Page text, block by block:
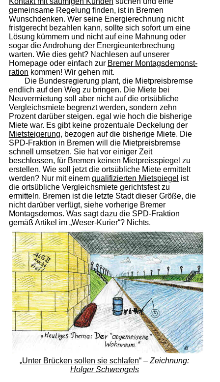
gemeinsame Regelung finden, ist in Bremen
Wunschdenken. Wer seine Energierechnung nicht
fristgerecht bezahlen kann, sollte sich sofort um eine
Lösung kümmern und nicht auf eine Mahnung oder
sogar die Androhung der Energieunterbrechung
warten. Wie dies geht? Nachlesen auf unserer
Homepage oder einfach zur Bremer Mon­tags­de­monst­
ration kommen! Wir gehen mit.
Die Bundesregierung plant, die Mietpreisbremse
endlich auf den Weg zu bringen. Die Miete bei
Neuvermietung soll aber nicht auf die ortsübliche
Vergleichsmiete begrenzt werden, sondern zehn
Prozent darüber steigen. egal wie hoch die bisherige
Miete war. Es gibt keine prozentuale Deckelung der
Mietsteigerung, bezogen auf die bisherige Miete. Die
SPD-Fraktion in Bremen will die Mietpreisbremse
schnell umsetzen. Sie hat vor einiger Zeit
beschlossen, für Bremen keinen Mietpreisspiegel zu
erstellen. Wie soll jetzt die ortsübliche Miete ermittelt
werden? Nur mit einem qualifizierten Mietspiegel ist
die ortsübliche Vergleichsmiete gerichtsfest zu
ermitteln. Bremen ist die letzte Stadt dieser Größe, die
nicht darüber verfügt, siehe vorherige Bremer
Montagsdemos. Was sagt dazu die SPD-Fraktion
gemäß Artikel im „Weser-Kurier“? Nichts.
„Unter Brücken sollen sie schlafen“ –Zeichnung:
Holger Schwengels